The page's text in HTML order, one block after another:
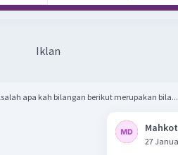
Iklan
apa kah bilangan berikut merupakan bila...
27